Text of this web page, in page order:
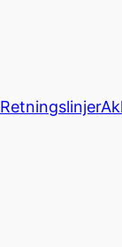
Retningslinjer